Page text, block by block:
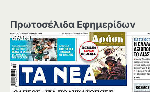
Πρωτοσέλιδα Εφημερίδων